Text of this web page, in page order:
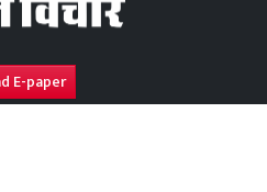
E-paper